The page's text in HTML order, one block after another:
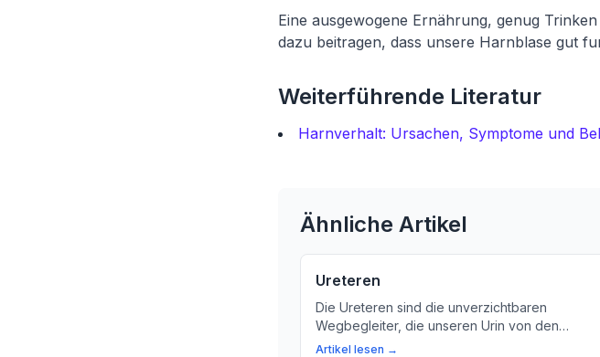
Eine ausgewogene Ernährung, genug
dazu beitragen, dass unsere Harnblase gut
Weiterführende Literatur
Harnverhalt: Ursachen, Symptome und
Ähnliche Artikel
Ureteren
Die Ureteren sind die unverzichtbaren
Wegbegleiter, die unseren Urin von den
Nieren zur Harnblase transportieren. Erfahren
Artikel lesen →